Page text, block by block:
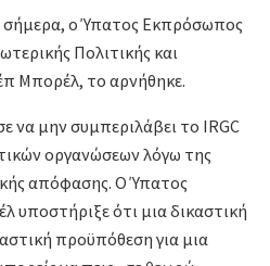
σήμερα, ο Ύπατος Εκπρόσωπος
Πολιτικής και
Μπορέλ, το αρνήθηκε.
να μην συμπεριλάβει το IRGC
οργανώσεων λόγω της
απόφασης. Ο Ύπατος
ότι μια δικαστική
προϋπόθεση για μια